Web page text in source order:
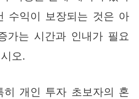
수익이 보장되는 것은 아
가는 시간과 인내가 필요
오.
히 개인 투자 초보자의 혼